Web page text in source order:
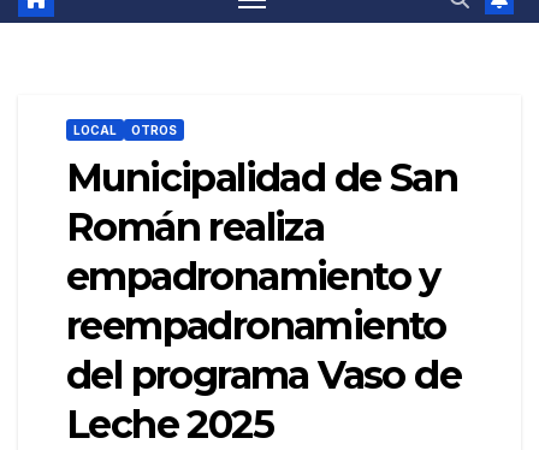
LOCAL OTROS
Municipalidad de San
Román realiza
empadronamiento y
reempadronamiento
del programa Vaso de
Leche 2025